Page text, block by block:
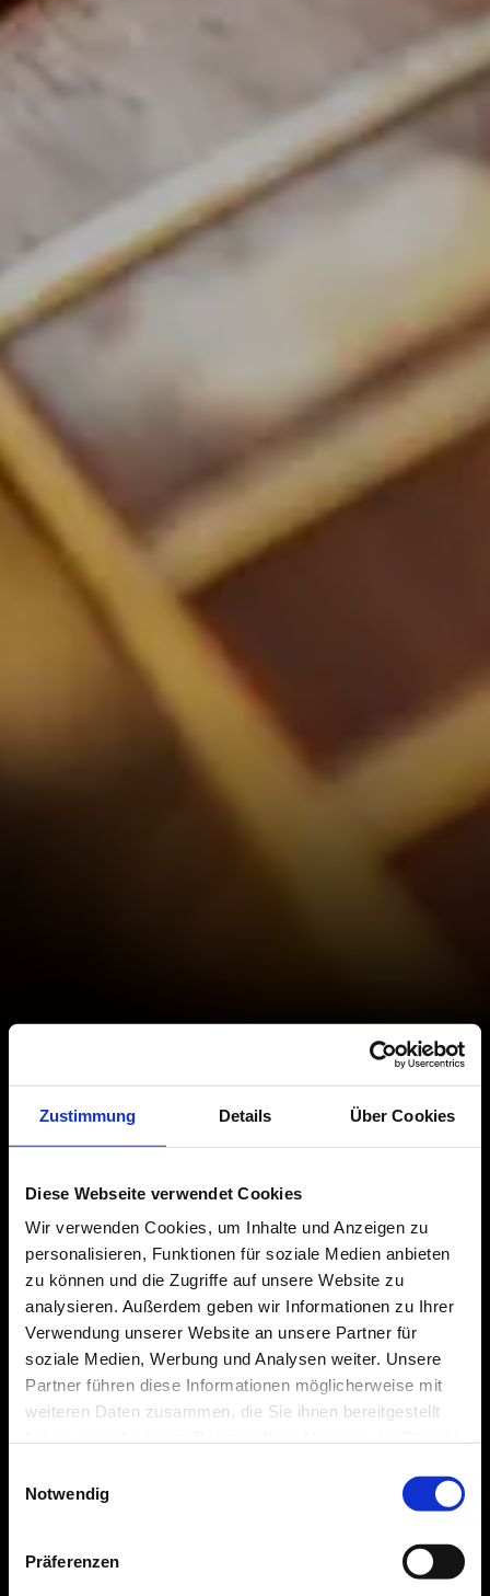
Zustimmung Details Über Cookies
Diese Webseite verwendet Cookies
Wir verwenden Cookies, um Inhalte und Anzeigen zu
personalisieren, Funktionen für soziale Medien anbieten
zu können und die Zugriffe auf unsere Website zu
analysieren. Außerdem geben wir Informationen zu Ihrer
Verwendung unserer Website an unsere Partner für
soziale Medien, Werbung und Analysen weiter. Unsere
Partner führen diese Informationen möglicherweise mit
weiteren Daten zusammen, die Sie ihnen bereitgestellt
Notwendig
Präferenzen
×
Ab dem 02.09. sind wir wieder für euch da. Unser Laden
Reparatur, Setup & individuelle
Anfertigungen
dTOWN Guitarsist die Adresse für Gitarrenreparaturen
in Düsseldorf-Flingern. Wir bieten präzise, saubere und
fachkundige Handwerksarbeit: Reparaturen, Umbau,
Modifikation, Verkauf von Instrumenten, Saiten, Zubehör
und natürlich CustomshopGitarren und Bässe
Probleme mit deinem Instrument –